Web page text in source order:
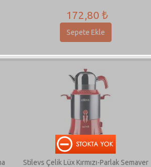
172,80 ₺
Sepete Ekle
Stilevs Çelik Lüx Kırmızı-Parlak Semaver